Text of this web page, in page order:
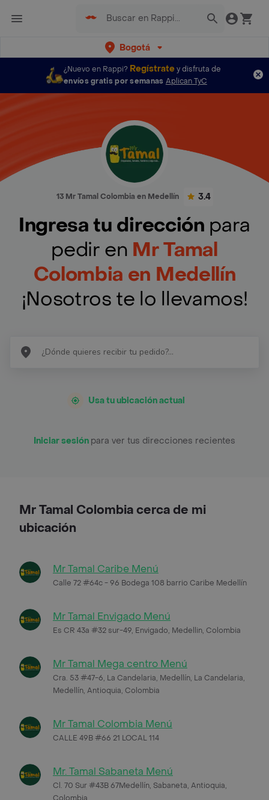
Bogotá
¿Nuevo en Rappi? Regístratey disfruta de
envíos gratis por semanas Aplican TyC
13 Mr Tamal Colombia en Medellín 3.4
Ingresa tu dirección para
pedir en Mr Tamal
Colombia en Medellín
¡Nosotros te lo llevamos!
Usa tu ubicación actual
Iniciar sesión para ver tus direcciones recientes
Mr Tamal Colombia cerca de mi
ubicación
Mr Tamal Caribe Menú
Calle 72 #64c - 96 Bodega 108 barrio Caribe Medellín
Mr Tamal Envigado Menú
Es CR 43a #32 sur-49, Envigado, Medellin, Colombia
Mr Tamal Mega centro Menú
Cra. 53 #47-6, La Candelaria, Medellín, La Candelaria,
Medellín, Antioquia, Colombia
Mr Tamal Colombia Menú
CALLE 49B #66 21 LOCAL 114
Mr. Tamal Sabaneta Menú
Cl. 70 Sur #43B 67Medellín, Sabaneta, Antioquia,
Colombia